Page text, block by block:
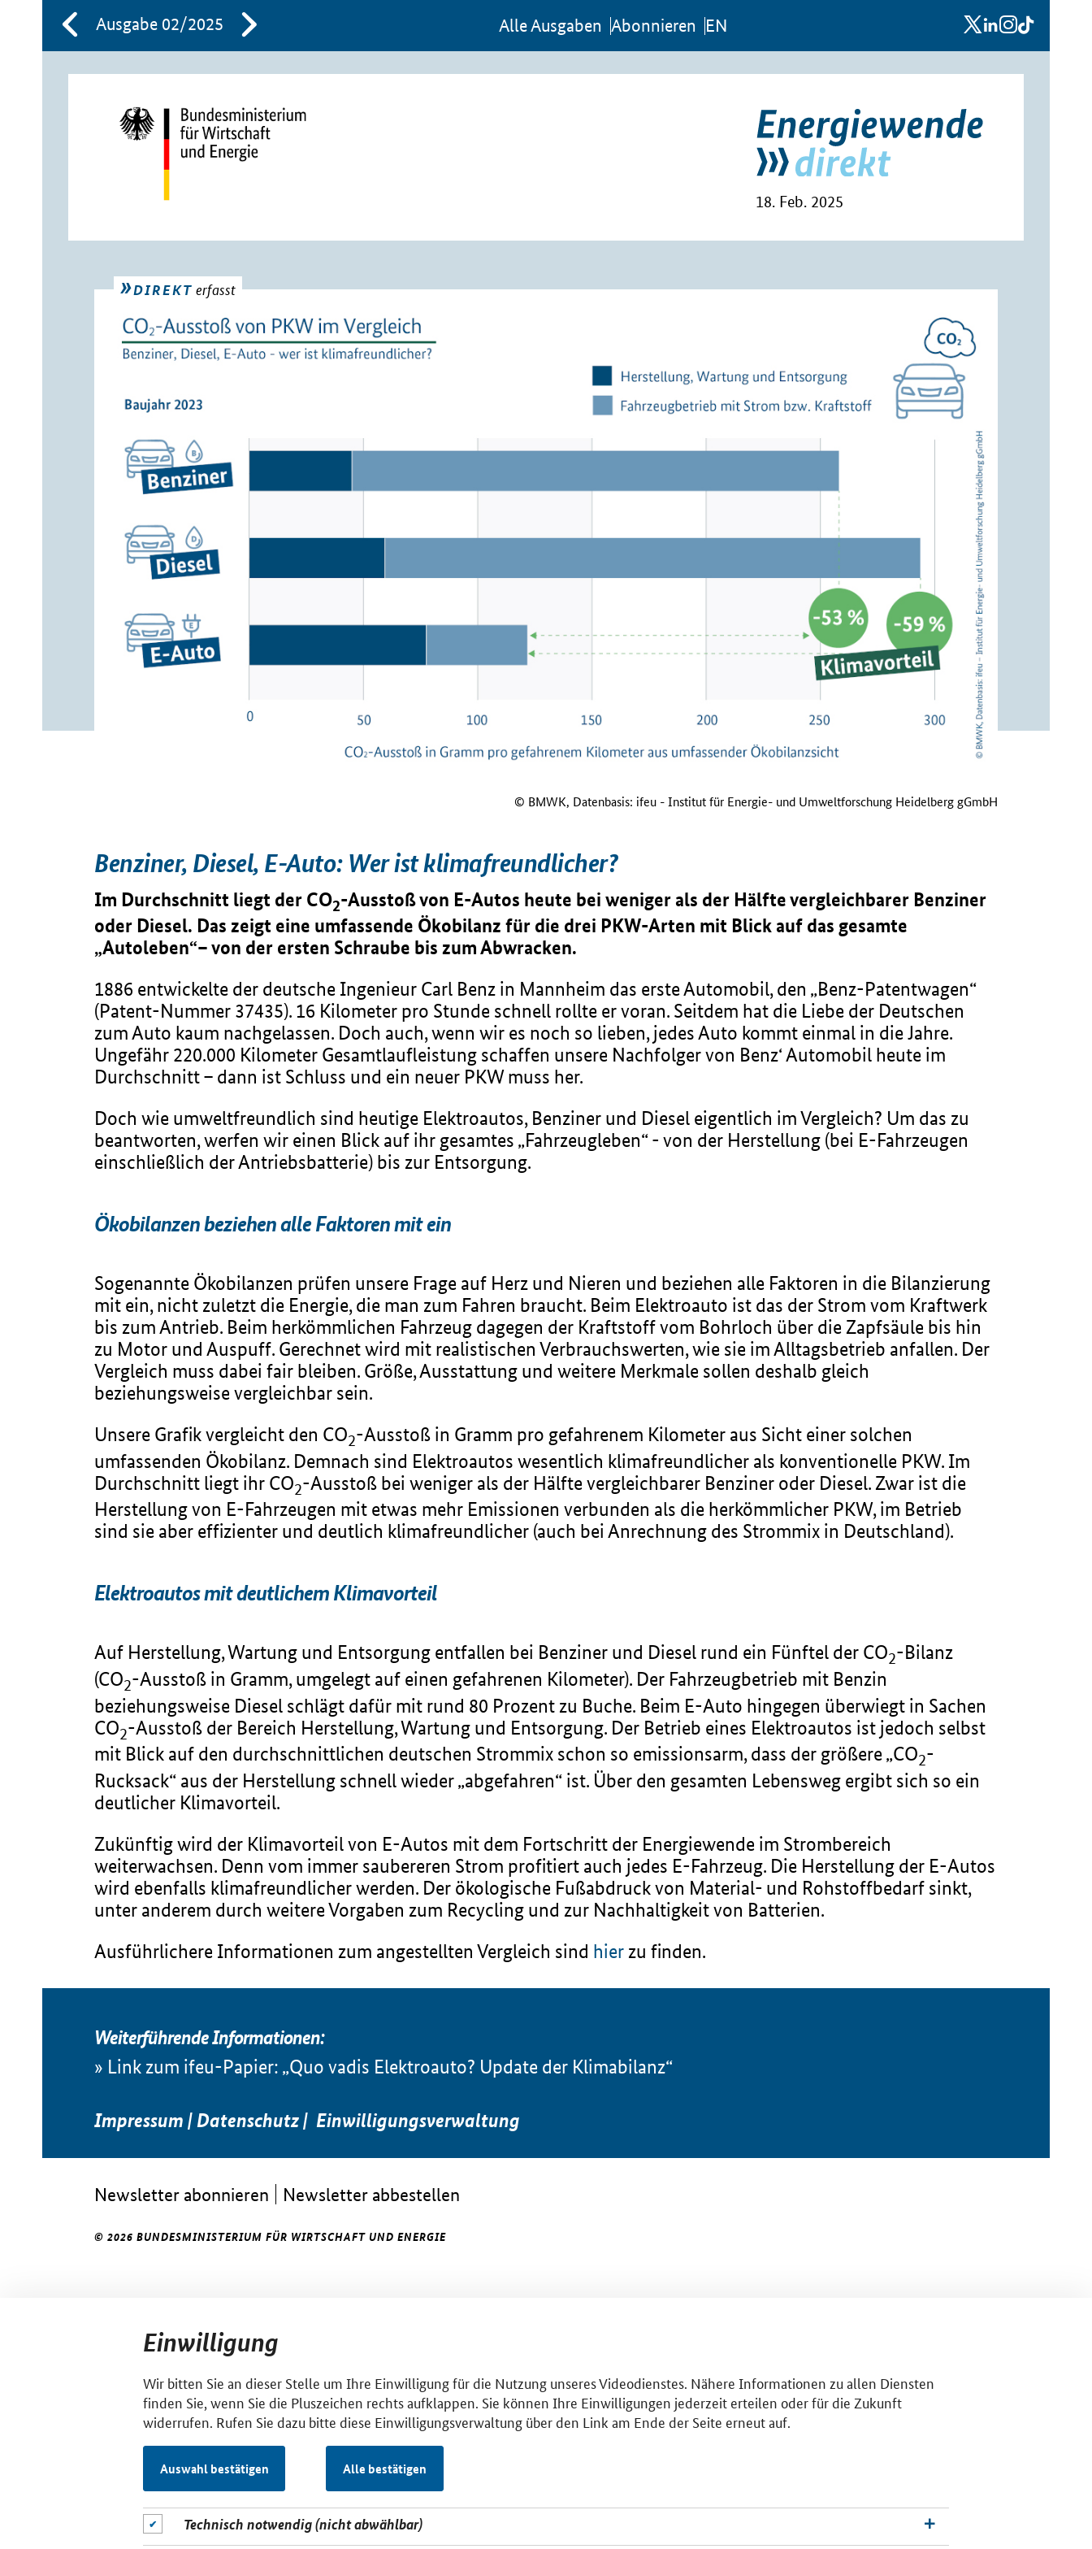
Ausgabe 02/2025 Al­le Aus­ga­ben Abon­nie­ren EN x linkedin
instagram
18. Feb. 2025
DIREKT erfasst
© BMWK, Datenbasis: ifeu - Institut für Energie- und Umweltforschung Heidelberg gGmbH
Benziner, Diesel, E-Auto: Wer ist klimafreundlicher?
Im Durchschnitt liegt der CO2-Ausstoß von E-Autos heute bei weniger als der Hälfte vergleichbarer Benziner
oder Diesel. Das zeigt eine umfassende Ökobilanz für die drei PKW-Arten mit Blick auf das gesamte
„Autoleben“– von der ersten Schraube bis zum Abwracken.
1886 entwickelte der deutsche Ingenieur Carl Benz in Mannheim das erste Automobil, den „Benz-Patentwagen“
(Patent-Nummer 37435). 16 Kilometer pro Stunde schnell rollte er voran. Seitdem hat die Liebe der Deutschen
zum Auto kaum nachgelassen. Doch auch, wenn wir es noch so lieben, jedes Auto kommt einmal in die Jahre.
Ungefähr 220.000 Kilometer Gesamtlaufleistung schaffen unsere Nachfolger von Benz‘ Automobil heute im
Durchschnitt – dann ist Schluss und ein neuer PKW muss her.
Doch wie umweltfreundlich sind heutige Elektroautos, Benziner und Diesel eigentlich im Vergleich? Um das zu
beantworten, werfen wir einen Blick auf ihr gesamtes „Fahrzeugleben“ - von der Herstellung (bei E-Fahrzeugen
einschließlich der Antriebsbatterie) bis zur Entsorgung.
Ökobilanzen beziehen alle Faktoren mit ein
Sogenannte Ökobilanzen prüfen unsere Frage auf Herz und Nieren und beziehen alle Faktoren in die Bilanzierung
mit ein, nicht zuletzt die Energie, die man zum Fahren braucht. Beim Elektroauto ist das der Strom vom Kraftwerk
bis zum Antrieb. Beim herkömmlichen Fahrzeug dagegen der Kraftstoff vom Bohrloch über die Zapfsäule bis hin
zu Motor und Auspuff. Gerechnet wird mit realistischen Verbrauchswerten, wie sie im Alltagsbetrieb anfallen. Der
Vergleich muss dabei fair bleiben. Größe, Ausstattung und weitere Merkmale sollen deshalb gleich
beziehungsweise vergleichbar sein.
Unsere Grafik vergleicht den CO2-Ausstoß in Gramm pro gefahrenem Kilometer aus Sicht einer solchen
umfassenden Ökobilanz. Demnach sind Elektroautos wesentlich klimafreundlicher als konventionelle PKW. Im
Durchschnitt liegt ihr CO2-Ausstoß bei weniger als der Hälfte vergleichbarer Benziner oder Diesel. Zwar ist die
Herstellung von E-Fahrzeugen mit etwas mehr Emissionen verbunden als die herkömmlicher PKW, im Betrieb
sind sie aber effizienter und deutlich klimafreundlicher (auch bei Anrechnung des Strommix in Deutschland).
Elektroautos mit deutlichem Klimavorteil
Auf Herstellung, Wartung und Entsorgung entfallen bei Benziner und Diesel rund ein Fünftel der CO2-Bilanz
(CO2-Ausstoß in Gramm, umgelegt auf einen gefahrenen Kilometer). Der Fahrzeugbetrieb mit Benzin
beziehungsweise Diesel schlägt dafür mit rund 80 Prozent zu Buche. Beim E-Auto hingegen überwiegt in Sachen
CO2-Ausstoß der Bereich Herstellung, Wartung und Entsorgung. Der Betrieb eines Elektroautos ist jedoch selbst
mit Blick auf den durchschnittlichen deutschen Strommix schon so emissionsarm, dass der größere „CO2-
Rucksack“ aus der Herstellung schnell wieder „abgefahren“ ist. Über den gesamten Lebensweg ergibt sich so ein
deutlicher Klimavorteil.
Zukünftig wird der Klimavorteil von E-Autos mit dem Fortschritt der Energiewende im Strombereich
weiterwachsen. Denn vom immer saubereren Strom profitiert auch jedes E-Fahrzeug. Die Herstellung der E-Autos
wird ebenfalls klimafreundlicher werden. Der ökologische Fußabdruck von Material- und Rohstoffbedarf sinkt,
unter anderem durch weitere Vorgaben zum Recycling und zur Nachhaltigkeit von Batterien.
Ausführlichere Informationen zum angestellten Vergleich sind hier zu finden.
Weiterführende Informationen:
Link zum ifeu-Papier: „Quo vadis Elektroauto? Update der Klimabilanz“
Impressum |Datenschutz| Einwilligungsverwaltung
Newsletter abonnieren Newsletter abbestellen
© 2026 BUNDESMINISTERIUM FÜR WIRTSCHAFT UND ENERGIE
Einwilligung
Wir bitten Sie an dieser Stelle um Ihre Einwilligung für die Nutzung unseres Videodienstes. Nähere Informationen zu allen Diensten
finden Sie, wenn Sie die Pluszeichen rechts aufklappen. Sie können Ihre Einwilligungen jederzeit erteilen oder für die Zukunft
widerrufen. Rufen Sie dazu bitte diese Einwilligungsverwaltung über den Link am Ende der Seite erneut auf.
Auswahl bestätigen Alle bestätigen
Technisch notwendig (nicht abwählbar)